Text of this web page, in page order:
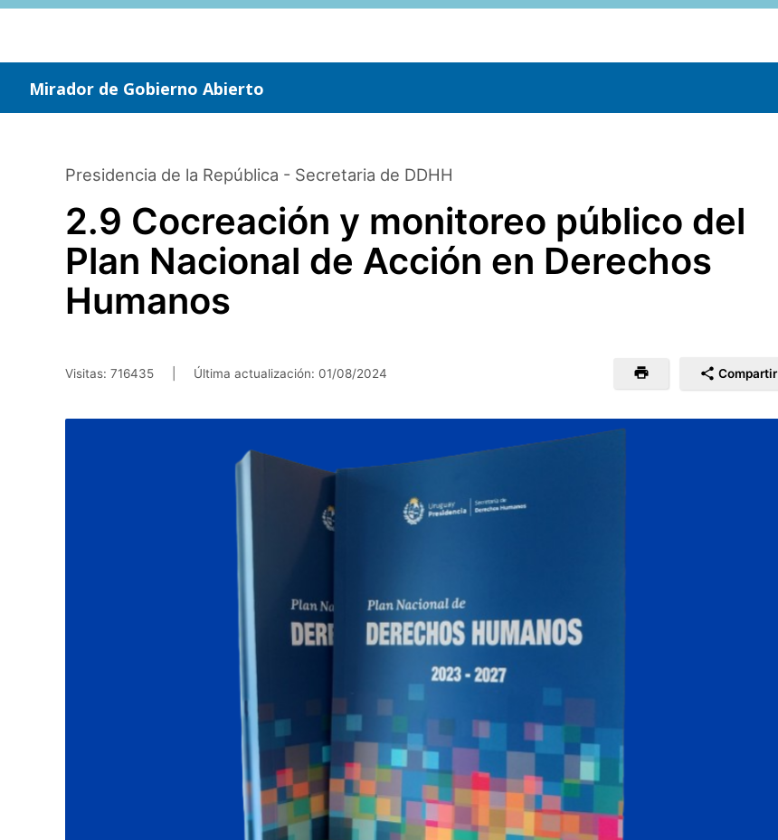
Saltar
Mirador de Gobierno Abierto
Presidencia de la República - Secretaria de DDHH
2.9 Cocreación y monitoreo público del
Plan Nacional de Acción en Derechos
Humanos
Visitas: 716435 Última actualización: 01/08/2024 Compartir